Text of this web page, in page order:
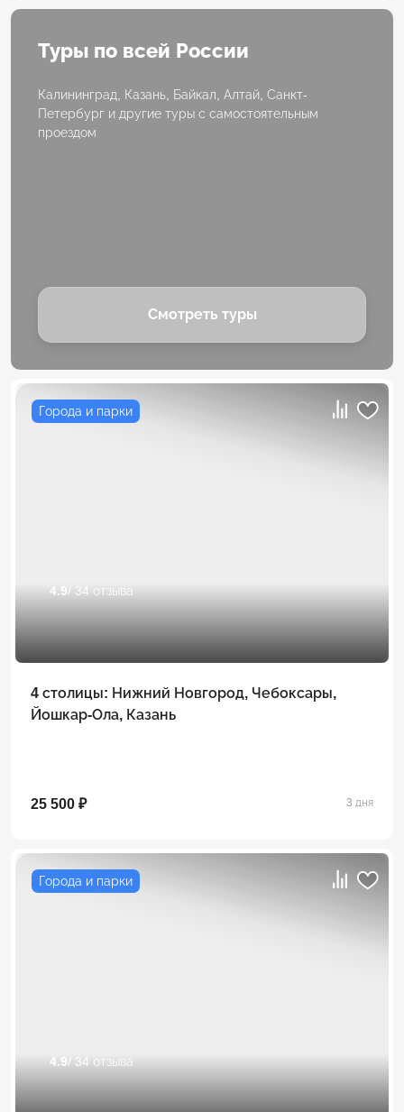
Туры по всей России
Калининград, Казань, Байкал, Алтай, Санкт-
Петербург и другие туры с самостоятельным
проездом
Смотреть туры
Города и парки
4.9/ 34 отзыва
4 столицы: Нижний Новгород, Чебоксары,
Йошкар-Ола, Казань
25 500 ₽ 3 дня
Города и парки
4.9 / 34 отзыва